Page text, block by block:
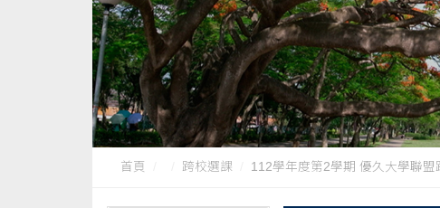
首頁 跨校選課 112學年度第2學期 優久大學聯盟